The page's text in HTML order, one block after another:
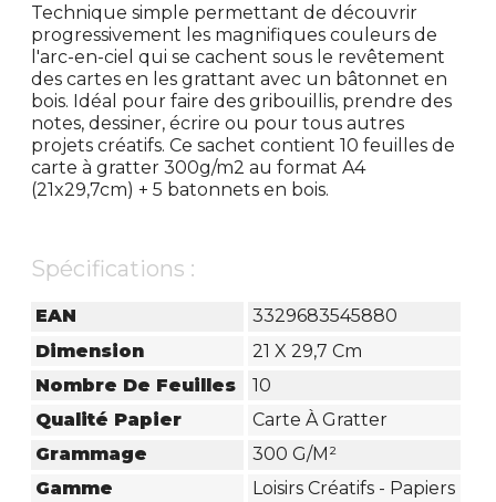
Technique simple permettant de découvrir
progressivement les magnifiques couleurs de
l'arc-en-ciel qui se cachent sous le revêtement
des cartes en les grattant avec un bâtonnet en
bois. Idéal pour faire des gribouillis, prendre des
notes, dessiner, écrire ou pour tous autres
projets créatifs. Ce sachet contient 10 feuilles de
carte à gratter 300g/m2 au format A4
(21x29,7cm) + 5 batonnets en bois.
Spécifications :
EAN
3329683545880
Dimension
21 X 29,7 Cm
Nombre De Feuilles
10
Qualité Papier
Carte À Gratter
Grammage
300 G/m²
Gamme
Loisirs Créatifs - Papiers